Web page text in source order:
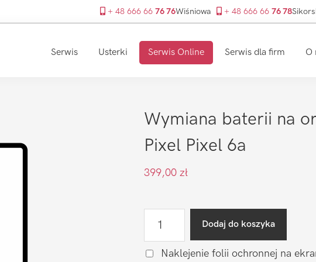
+ 48 666 66 76 76Wiśniowa + 48 666 66 76 78
Serwis Usterki Serwis Online Serwis dla firm O
Wymiana baterii na
Pixel Pixel 6a
399,00 zł
baterii
Dodaj do koszyka
Naklejenie folii ochronnej na